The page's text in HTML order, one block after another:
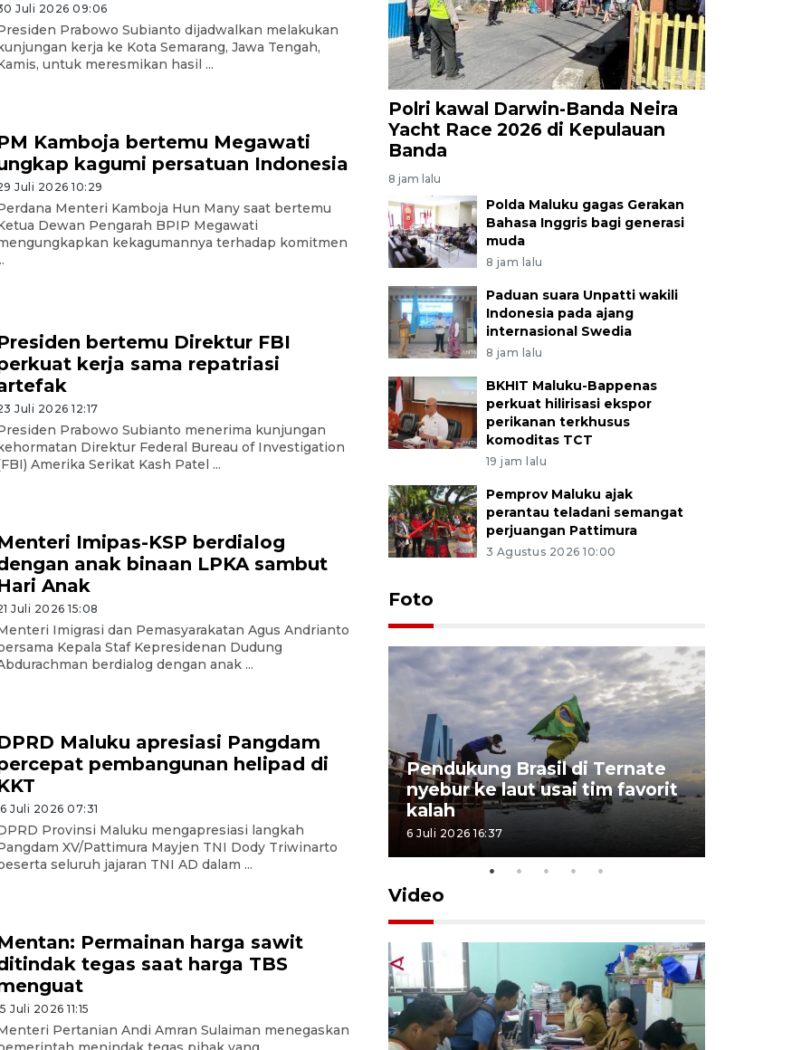
Juli 2026 09:06
Prabowo Subianto dijadwalkan melakukan
kerja ke Kota Semarang, Jawa Tengah,
untuk meresmikan hasil ...
Kamboja bertemu Megawati
kagumi persatuan Indonesia
Juli 2026 10:29
Menteri Kamboja Hun Many saat bertemu
Dewan Pengarah BPIP Megawati
kekagumannya terhadap komitmen
bertemu Direktur FBI
kerja sama repatriasi
Juli 2026 12:17
Prabowo Subianto menerima kunjungan
Direktur Federal Bureau of Investigation
Amerika Serikat Kash Patel ...
Imipas-KSP berdialog
anak binaan LPKA sambut
Anak
Juli 2026 15:08
Imigrasi dan Pemasyarakatan Agus Andrianto
Kepala Staf Kepresidenan Dudung
berdialog dengan anak ...
Maluku apresiasi Pangdam
pembangunan helipad di
Juli 2026 07:31
Provinsi Maluku mengapresiasi langkah
XV/Pattimura Mayjen TNI Dody Triwinarto
seluruh jajaran TNI AD dalam ...
Permainan harga sawit
tegas saat harga TBS
Juli 2026 11:15
Pertanian Andi Amran Sulaiman menegaskan
Polri kawal Darwin-Banda Neira
Yacht Race 2026 di Kepulauan
Banda
8 jam lalu
Polda Maluku gagas Gerakan
Bahasa Inggris bagi generasi
muda
8 jam lalu
Paduan suara Unpatti wakili
Indonesia pada ajang
internasional Swedia
8 jam lalu
BKHIT Maluku-Bappenas
perkuat hilirisasi ekspor
perikanan terkhusus
komoditas TCT
19 jam lalu
Pemprov Maluku ajak
perantau teladani semangat
perjuangan Pattimura
3 Agustus 2026 10:00
Foto
Pasar Higienis
5 Mei 2026 05:32
Pendukung Brasil di Ternate
nyebur ke laut usai tim favorit
kalah
6 Juli 2026 16:37
Video